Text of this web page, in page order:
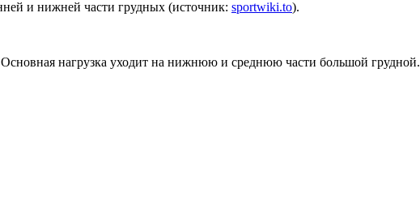
и нижней части грудных (источник: sportwiki.to).
Основная нагрузка уходит на нижнюю и среднюю части большой грудной.